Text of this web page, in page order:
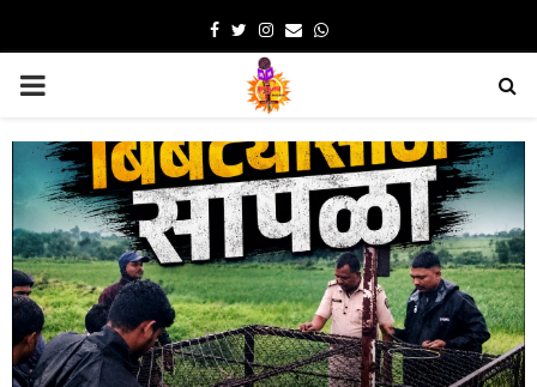
Facebook
TwitterInstagram
EmailWhatsapp
PRIMARY
MENU